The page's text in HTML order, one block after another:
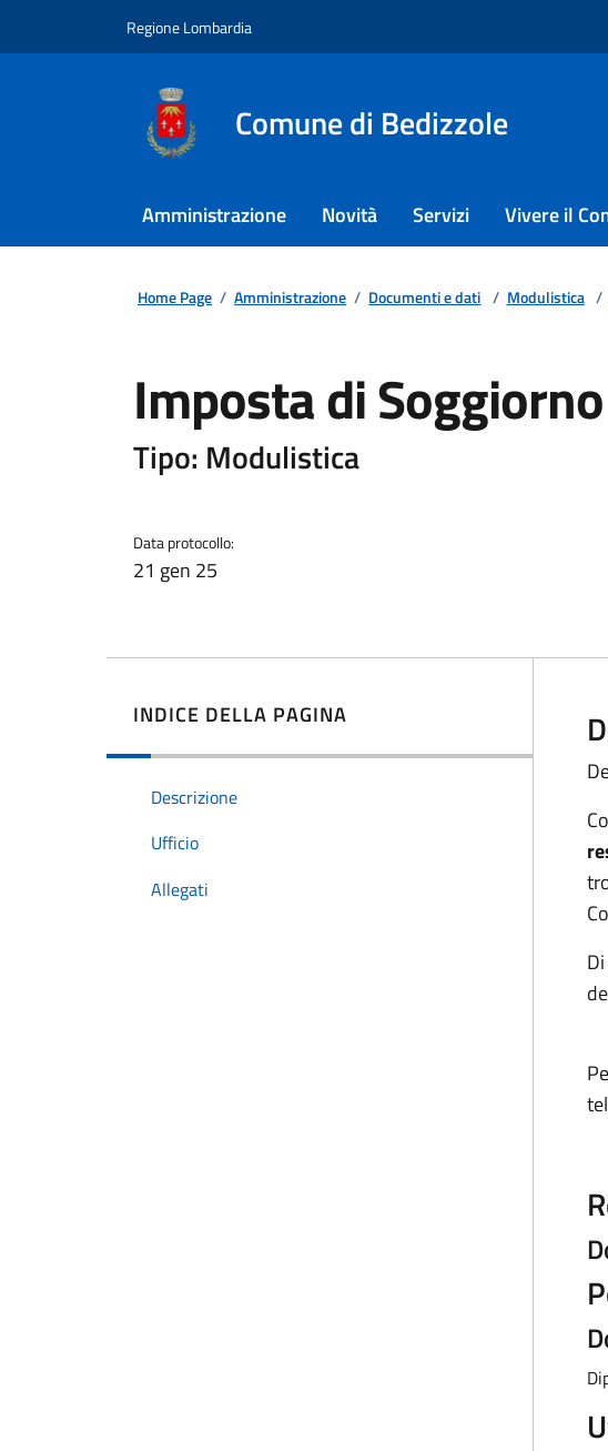
Regione Lombardia
Comune di Bedizzole
Amministrazione Novità Servizi Vivere il
Home Page / Amministrazione / Documenti e dati / Modulistica /
Imposta di Soggiorno
Tipo: Modulistica
Data protocollo:
21 gen 25
INDICE DELLA PAGINA
Descrizione
Ufficio
Allegati